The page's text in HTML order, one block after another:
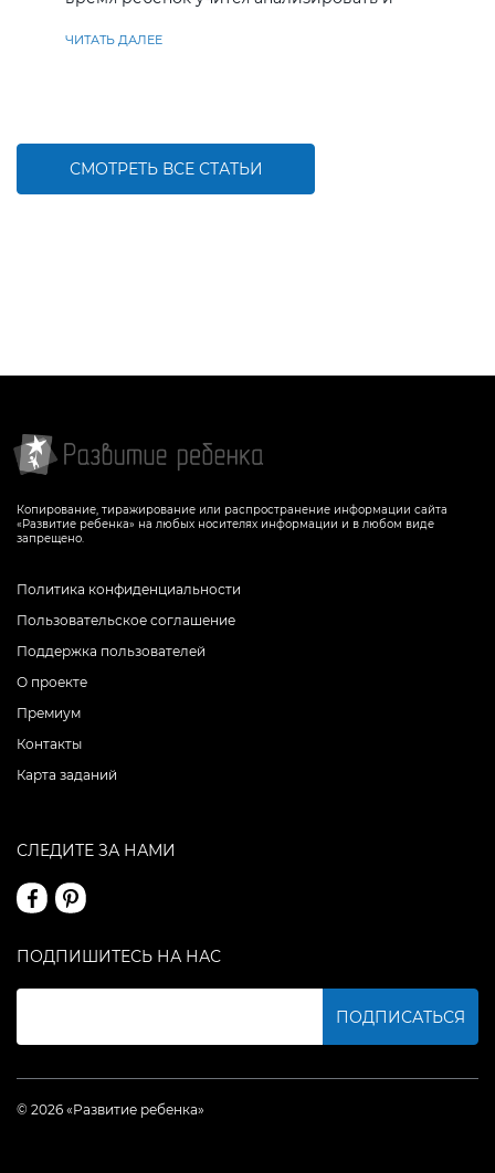
ЧИТАТЬ ДАЛЕЕ
СМОТРЕТЬ ВСЕ СТАТЬИ
Копирование, тиражирование или распространение информации сайта
«Развитие ребенка» на любых носителях информации и в любом виде
запрещено.
Политика конфиденциальности
Пользовательское соглашение
Поддержка пользователей
О проекте
Премиум
Контакты
Карта заданий
СЛЕДИТЕ ЗА НАМИ
ПОДПИШИТЕСЬ НА НАС
ПОДПИСАТЬСЯ
© 2026 «Развитие ребенка»